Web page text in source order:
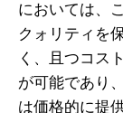
においては、
クォリティを
く、且つコス
が可能であり
は価格的に提